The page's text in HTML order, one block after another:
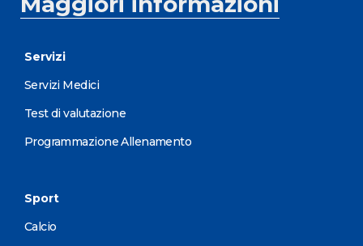
Servizi
Servizi Medici
Test di valutazione
Programmazione Allenamento
Sport
Calcio